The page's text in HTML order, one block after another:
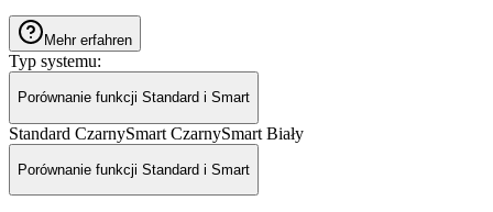
Mehr erfahren
Typ systemu:
Porównanie funkcji Standard i Smart
Standard CzarnySmart CzarnySmart Biały
Porównanie funkcji Standard i Smart